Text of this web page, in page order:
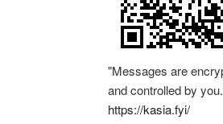
"Messages are
and controlled by
https://kasia.fyi/